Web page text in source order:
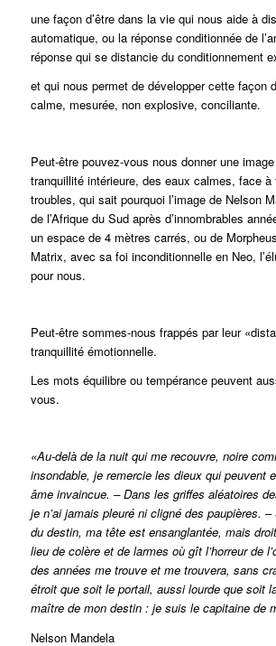
une façon d’être dans la vie qui nous aide à
automatique, ou la réponse conditionnée de
réponse qui se distancie du conditionnement
et qui nous permet de développer cette façon
calme, mesurée, non explosive, conciliante.
Peut-être pouvez-vous nous donner une
tranquillité intérieure, des eaux calmes, face à
troubles, qui sait pourquoi l’image de Nelson
de l’Afrique du Sud après d’innombrables
un espace de 4 mètres carrés, ou de
Matrix, avec sa foi inconditionnelle en Neo,
pour nous.
Peut-être sommes-nous frappés par leur
tranquillité émotionnelle.
Les mots équilibre ou tempérance peuvent
vous.
«Au-delà de la nuit qui me recouvre, noire
insondable, je remercie les dieux qui peuvent
âme invaincue. – Dans les griffes aléatoires
je n’ai jamais pleuré ni cligné des paupières.
du destin, ma tête est ensanglantée, mais
lieu de colère et de larmes où gît l’horreur de
des années me trouve et me trouvera, sans
étroit que soit le portail, aussi lourde que soit
maître de mon destin : je suis le capitaine de
Nelson Mandela